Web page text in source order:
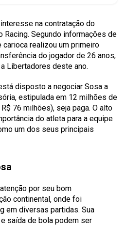
na contratação do
Racing. Segundo informações de
realizou um primeiro
do jogador de 26 anos,
Libertadores deste ano.
disposto a negociar Sosa a
estipulada em 12 milhões de
76 milhões), seja paga. O alto
do atleta para a equipe
um dos seus principais
por seu bom
continental, onde foi
em diversas partidas. Sua
saída de bola podem ser